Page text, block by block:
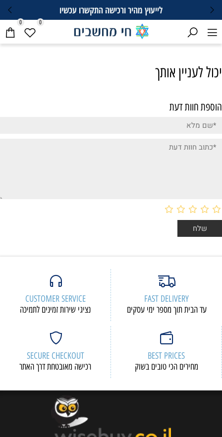
לייעוץ מהיר ורכישה התקשרו עכשיו
0 0
יכול לעניין אותך
הוספת חוות דעת
FAST DELIVERY
עד הבית תוך מספר ימי עסקים
CUSTOMER SERVICE
נציגי שירות זמינים לתמיכה
BEST PRICES
מחירים הכי טובים בשוק
SECURE CHECKOUT
רכישה מאובטחת דרך האתר